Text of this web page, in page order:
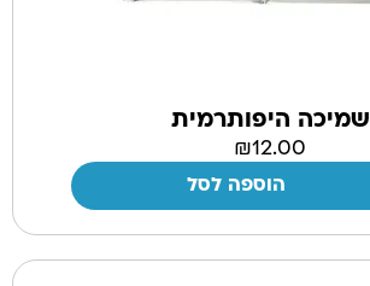
שמיכה היפותרמית
₪12.00
הוספה לסל